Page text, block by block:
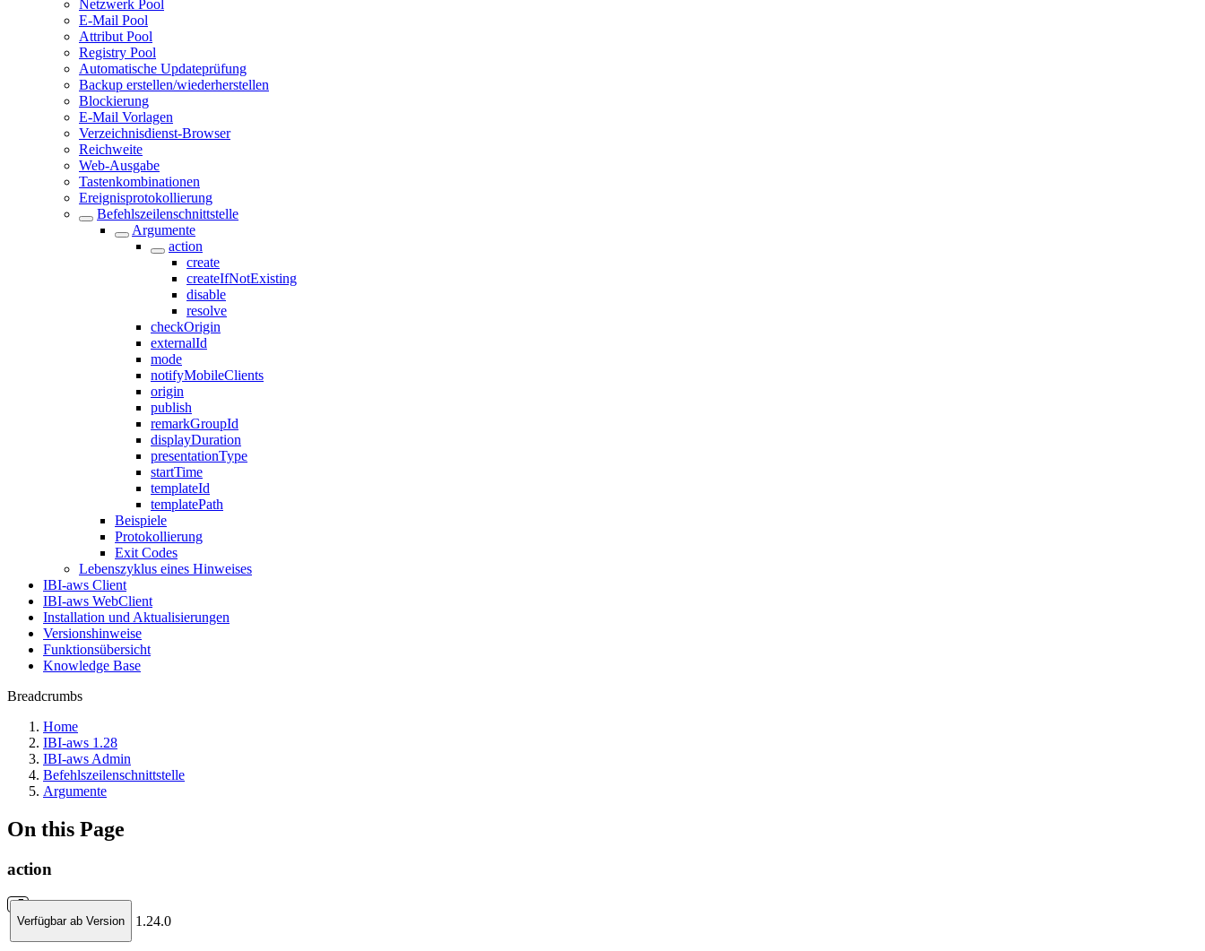
Netzwerk Pool
E-Mail Pool
Attribut Pool
Registry Pool
Automatische Updateprüfung
Backup erstellen/wiederherstellen
Blockierung
E-Mail Vorlagen
Verzeichnisdienst-Browser
Reichweite
Web-Ausgabe
Tastenkombinationen
Ereignisprotokollierung
Befehlszeilenschnittstelle
Argumente
action
create
createIfNotExisting
disable
resolve
checkOrigin
externalId
mode
notifyMobileClients
origin
publish
remarkGroupId
displayDuration
presentationType
startTime
templateId
templatePath
Beispiele
Protokollierung
Exit Codes
Lebenszyklus eines Hinweises
IBI-aws Client
IBI-aws WebClient
Installation und Aktualisierungen
Versionshinweise
Funktionsübersicht
Knowledge Base
Breadcrumbs
Home
IBI-aws 1.28
IBI-aws Admin
Befehlszeilenschnittstelle
Argumente
On this Page
action
Verfügbar ab Version 1.24.0